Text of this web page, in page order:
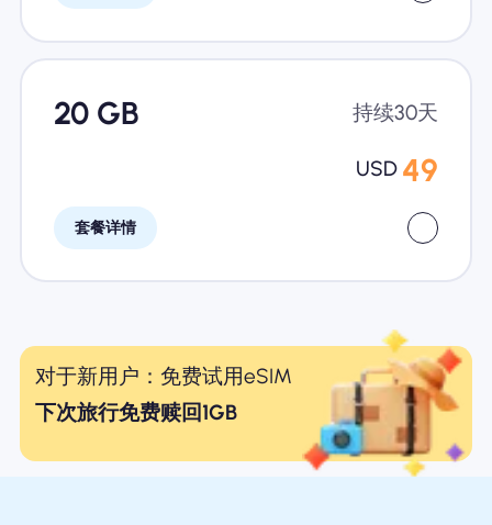
20 GB 持续30天
USD 49
套餐详情
对于新用户：免费试用eSIM
下次旅行免费赎回1GB